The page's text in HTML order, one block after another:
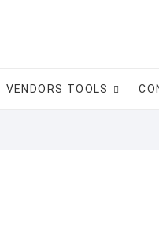
VENDORS TOOLS